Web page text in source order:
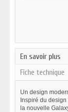
En savoir plus
Fiche technique
Un design
Inspiré du
la nouvelle